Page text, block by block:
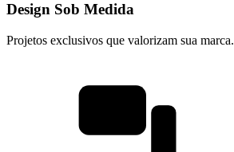
Design Sob Medida
Projetos exclusivos que valorizam sua marca.